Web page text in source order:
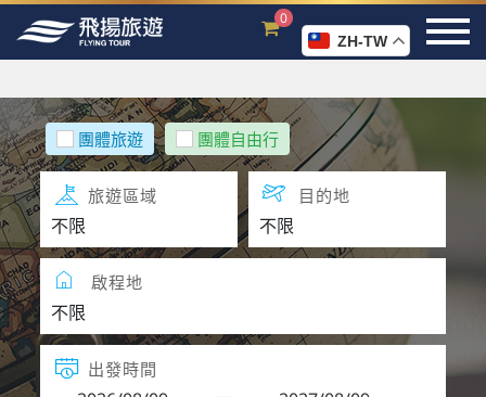
0
ZH-TW
團體旅遊 團體自由行
旅遊區域 目的地
啟程地
出發時間